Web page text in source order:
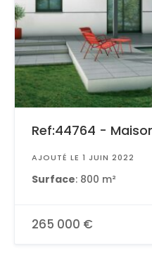
Ref:44764 -
AJOUTÉ LE 1 JUIN 2022
Surface: 800 m²
265 000 €